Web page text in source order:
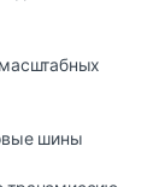
шины